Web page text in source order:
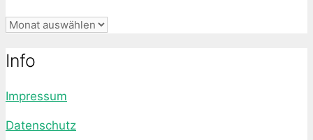
Archiv
Info
Impressum
Datenschutz